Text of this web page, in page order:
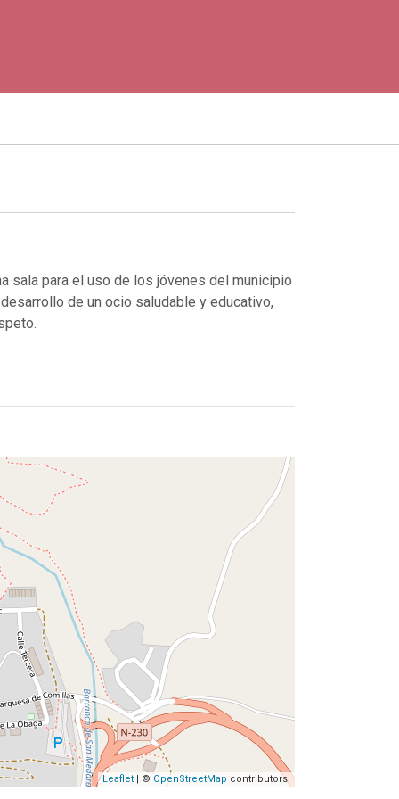
sala para el uso de los jóvenes del municipio
de un ocio saludable y educativo,
Leaflet | © OpenStreetMap contributors.